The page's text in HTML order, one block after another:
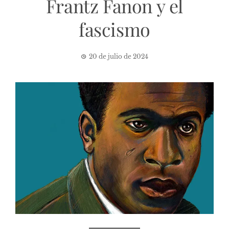
Frantz Fanon y el
fascismo
20 de julio de 2024